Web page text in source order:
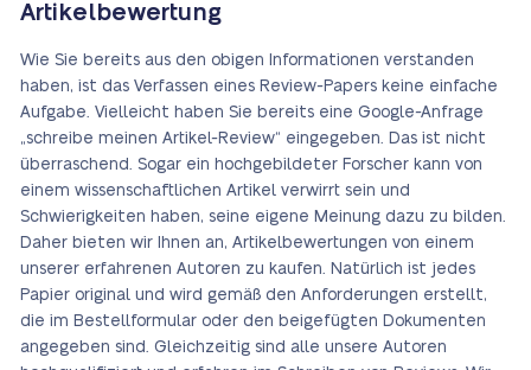
Artikelbewertung
Wie Sie bereits aus den obigen Informationen verstanden
haben, ist das Verfassen eines Review-Papers keine einfache
Aufgabe. Vielleicht haben Sie bereits eine Google-Anfrage
„schreibe meinen Artikel-Review“ eingegeben. Das ist nicht
überraschend. Sogar ein hochgebildeter Forscher kann von
einem wissenschaftlichen Artikel verwirrt sein und
Schwierigkeiten haben, seine eigene Meinung dazu zu bilden.
Daher bieten wir Ihnen an, Artikelbewertungen von einem
unserer erfahrenen Autoren zu kaufen. Natürlich ist jedes
Papier original und wird gemäß den Anforderungen erstellt,
die im Bestellformular oder den beigefügten Dokumenten
angegeben sind. Gleichzeitig sind alle unsere Autoren